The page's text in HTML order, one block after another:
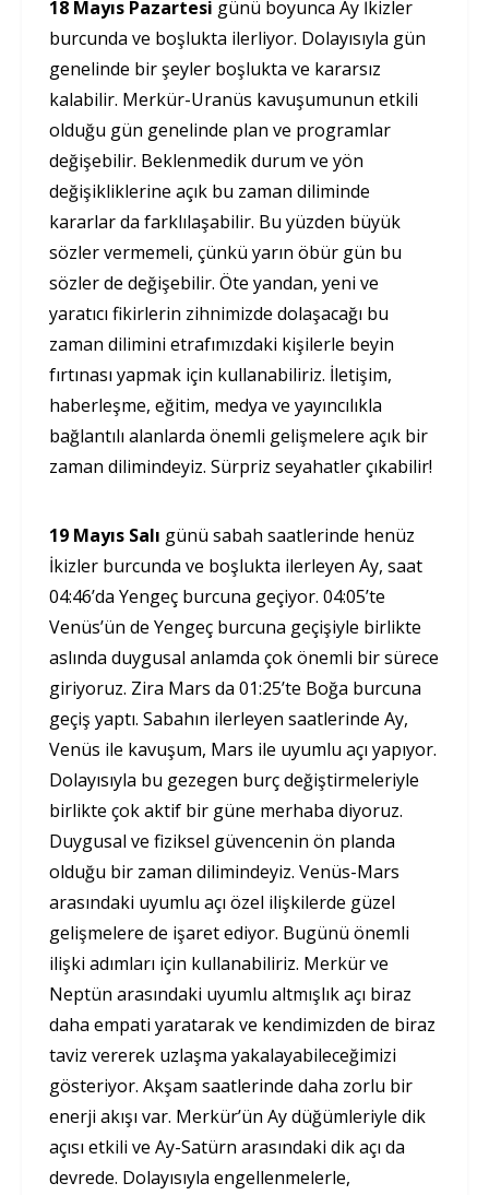
18 Mayıs Pazartesi günü boyunca Ay İkizler
burcunda ve boşlukta ilerliyor. Dolayısıyla gün
genelinde bir şeyler boşlukta ve kararsız
kalabilir. Merkür-Uranüs kavuşumunun etkili
olduğu gün genelinde plan ve programlar
değişebilir. Beklenmedik durum ve yön
değişikliklerine açık bu zaman diliminde
kararlar da farklılaşabilir. Bu yüzden büyük
sözler vermemeli, çünkü yarın öbür gün bu
sözler de değişebilir. Öte yandan, yeni ve
yaratıcı fikirlerin zihnimizde dolaşacağı bu
zaman dilimini etrafımızdaki kişilerle beyin
fırtınası yapmak için kullanabiliriz. İletişim,
haberleşme, eğitim, medya ve yayıncılıkla
bağlantılı alanlarda önemli gelişmelere açık bir
zaman dilimindeyiz. Sürpriz seyahatler çıkabilir!
19 Mayıs Salı günü sabah saatlerinde henüz
İkizler burcunda ve boşlukta ilerleyen Ay, saat
04:46’da Yengeç burcuna geçiyor. 04:05’te
Venüs’ün de Yengeç burcuna geçişiyle birlikte
aslında duygusal anlamda çok önemli bir sürece
giriyoruz. Zira Mars da 01:25’te Boğa burcuna
geçiş yaptı. Sabahın ilerleyen saatlerinde Ay,
Venüs ile kavuşum, Mars ile uyumlu açı yapıyor.
Dolayısıyla bu gezegen burç değiştirmeleriyle
birlikte çok aktif bir güne merhaba diyoruz.
Duygusal ve fiziksel güvencenin ön planda
olduğu bir zaman dilimindeyiz. Venüs-Mars
arasındaki uyumlu açı özel ilişkilerde güzel
gelişmelere de işaret ediyor. Bugünü önemli
ilişki adımları için kullanabiliriz. Merkür ve
Neptün arasındaki uyumlu altmışlık açı biraz
daha empati yaratarak ve kendimizden de biraz
taviz vererek uzlaşma yakalayabileceğimizi
gösteriyor. Akşam saatlerinde daha zorlu bir
enerji akışı var. Merkür’ün Ay düğümleriyle dik
açısı etkili ve Ay-Satürn arasındaki dik açı da
devrede. Dolayısıyla engellenmelerle,